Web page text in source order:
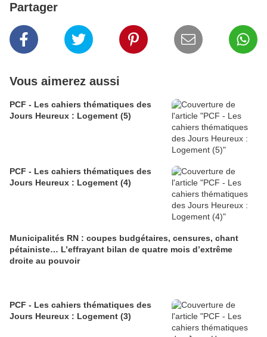
Partager
Vous aimerez aussi
PCF - Les cahiers thématiques des
Jours Heureux : Logement (5)
PCF - Les cahiers thématiques des
Jours Heureux : Logement (4)
Municipalités RN : coupes budgétaires, censures, chant
pétainiste… L’effrayant bilan de quatre mois d’extrême
droite au pouvoir
PCF - Les cahiers thématiques des
Jours Heureux : Logement (3)